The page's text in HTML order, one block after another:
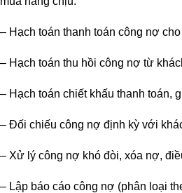
– Hạch toán thanh toán công nợ
– Hạch toán thu hồi công nợ từ
– Hạch toán chiết khấu thanh toán,
– Đối chiếu công nợ định kỳ với
– Xử lý công nợ khó đòi, xóa nợ,
– Lập báo cáo công nợ (phân loại